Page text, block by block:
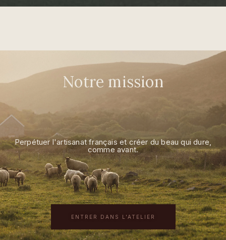
Notre mission
Perpétuer l'artisanat français et créer du beau qui dure,
comme avant.
ENTRER DANS L'ATELIER